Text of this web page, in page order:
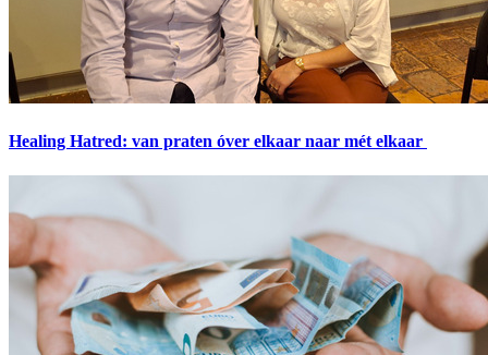
Healing Hatred: van praten óver elkaar naar mét elkaar